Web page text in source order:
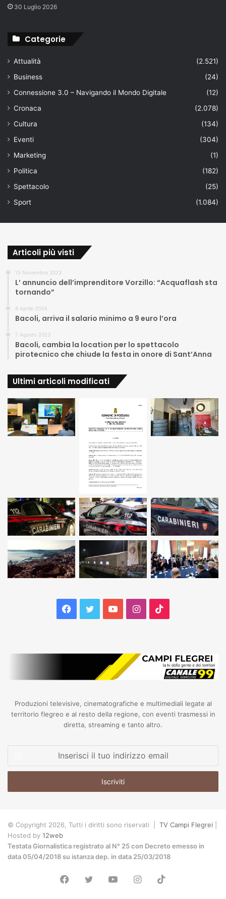
30 Luglio 2026
Categorie
Attualità
(2.521)
Business
(24)
Connessione 3.0 – Navigando il Mondo Digitale
(12)
Cronaca
(2.078)
Cultura
(134)
Eventi
(304)
Marketing
(1)
Politica
(182)
Spettacolo
(25)
Sport
(1.084)
Articoli più visti
15 Novembre 2023
L’ annuncio dell’imprenditore Vorzillo: “Acquaflash sta
tornando”
8 Aprile 2024
Bacoli, arriva il salario minimo a 9 euro l’ora
7 Agosto 2023
Bacoli, cambia la location per lo spettacolo
pirotecnico che chiude la festa in onore di Sant’Anna
Ultimi articoli modificati
Facebook
TwitterYouTubeInstagram
Produzioni televisive, cinematografiche e multimediali legate al
territorio flegreo e al resto della regione, con eventi trasmessi in
diretta, streaming e tanto altro.
tuo
email
© Copyright 2026, Tutti i diritti sono riservati | TV Campi Flegrei
Hosted by 12web
Testata Giornalistica registrato al N° 25 con Decreto emesso in
data 05/04/2018 su istanza dep. in data 25/03/2018
Facebook
TwitterYouTubeInstagram